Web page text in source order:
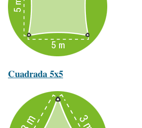
Cuadrada 5x5